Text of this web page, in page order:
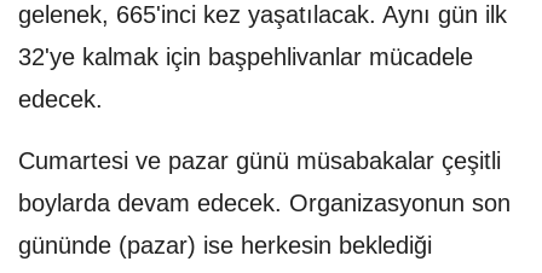
gelenek, 665'inci kez yaşatılacak. Aynı gün ilk
32'ye kalmak için başpehlivanlar mücadele
edecek.
Cumartesi ve pazar günü müsabakalar çeşitli
boylarda devam edecek. Organizasyonun son
gününde (pazar) ise herkesin beklediği